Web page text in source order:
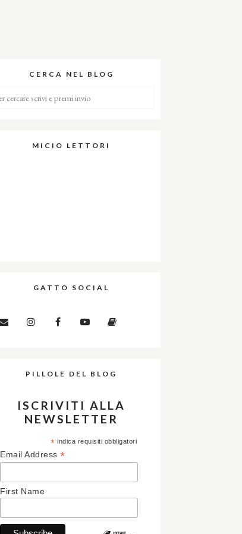
CERCA NEL BLOG
MICIO LETTORI
GATTO SOCIAL
PILLOLE DEL BLOG
ISCRIVITI ALLA
NEWSLETTER
* indica requisiti obbligatori
Email Address *
First Name